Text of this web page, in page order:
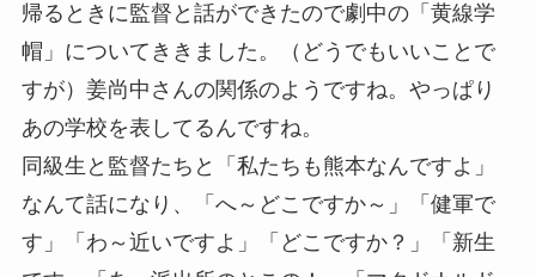
帰るときに監督と話ができたので劇中の「黄線学
帽」についてききました。（どうでもいいことで
すが）姜尚中さんの関係のようですね。やっぱり
あの学校を表してるんですね。
同級生と監督たちと「私たちも熊本なんですよ」
なんて話になり、「へ～どこですか～」「健軍で
す」「わ～近いですよ」「どこですか？」「新生